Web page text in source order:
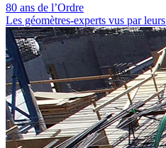
80 ans de l’Ordre
Les géomètres‑experts vus par